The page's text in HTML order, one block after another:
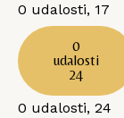
0 udalosti, 17
0
udalosti
24
0 udalosti, 24